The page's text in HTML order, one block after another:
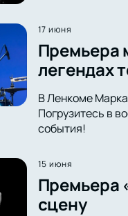
17 июня
Премьера
легендах
В Ленкоме
Погрузитесь в
события!
15 июня
Премьера
сцену